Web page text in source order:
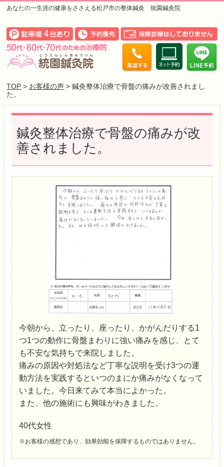
あなたの一生涯の健康をささえる松戸市の整体鍼灸 統園鍼灸院
TOP > お客様の声 > 鍼灸整体治療で骨盤の痛みが改善されまし
た。
鍼灸整体治療で骨盤の痛みが改
善されました。
今朝から、立ったり、座ったり、かがんだりする1
つ1つの動作に骨盤まわりに強い痛みを感じ、とて
も不安な気持ちで来院しました。
痛みの原因や対処法など丁寧な説明を受け3つの運
動方法を実践するといつのまにか痛みがなくなって
いました。今日来てみて本当によかった。
また、他の施術にも興味がわきました。
40代女性
※お客様の感想であり、効果効能を保障するものではありません。